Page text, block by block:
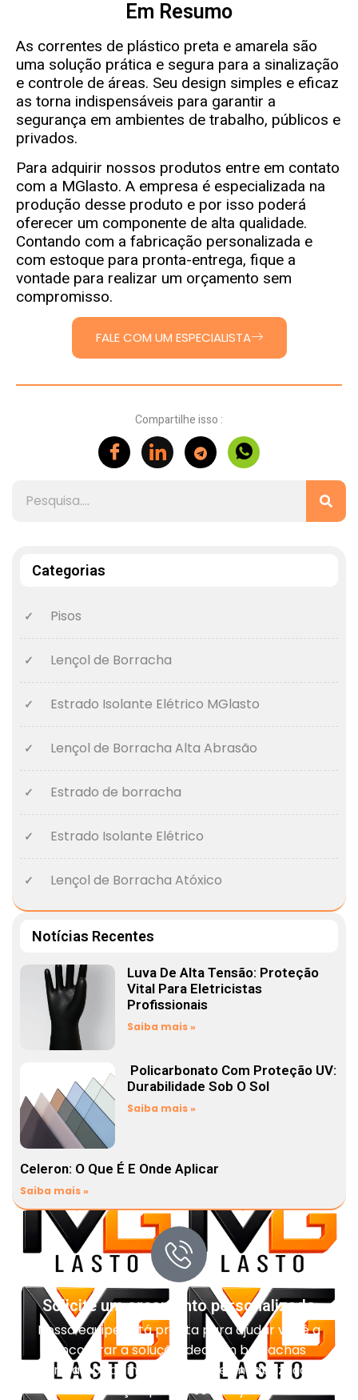
Em Resumo
As correntes de plástico preta e amarela são
uma solução prática e segura para a sinalização
e controle de áreas. Seu design simples e eficaz
as torna indispensáveis para garantir a
segurança em ambientes de trabalho, públicos e
privados.
Para adquirir nossos produtos entre em contato
com a MGlasto. A empresa é especializada na
produção desse produto e por isso poderá
oferecer um componente de alta qualidade.
Contando com a fabricação personalizada e
com estoque para pronta-entrega, fique a
vontade para realizar um orçamento sem
compromisso.
FALE COM UM ESPECIALISTA
Compartilhe isso :
Categorias
Pisos
Lençol de Borracha
Estrado Isolante Elétrico MGlasto
Lençol de Borracha Alta Abrasão
Estrado de borracha
Estrado Isolante Elétrico
Lençol de Borracha Atóxico
Notícias Recentes
Luva De Alta Tensão: Proteção
Vital Para Eletricistas
Profissionais
Saiba mais »
Policarbonato Com Proteção UV:
Durabilidade Sob O Sol
Saiba mais »
Celeron: O Que É E Onde Aplicar
Saiba mais »
Solicite um orçamento personalizado
Nossa equipe está pronta para ajudar você a
encontrar a solução ideal em borrachas
técnicas, pisos industriais, impermeabilização e
vedação para o seu projeto.